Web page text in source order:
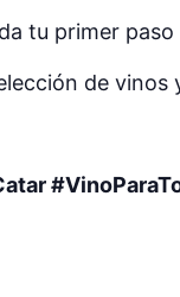
tu primer
de